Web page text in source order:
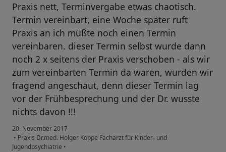
Praxis nett, Terminvergabe etwas chaotisch.
Termin vereinbart, eine Woche später ruft
Praxis an ich müßte noch einen Termin
vereinbaren. dieser Termin selbst wurde dann
noch 2 x seitens der Praxis verschoben - als wir
zum vereinbarten Termin da waren, wurden wir
fragend angeschaut, denn dieser Termin lag
vor der Frühbesprechung und der Dr. wusste
nichts davon !!!
20. November 2017
• Praxis Dr.med. Holger Koppe Facharzt für Kinder- und
Jugendpsychiatrie •